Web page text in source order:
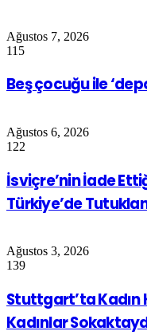
Ağustos 7, 2026
115
Beş çocuğu ile
Ağustos 6, 2026
122
İsviçre’nin İade
Türkiye’de
Ağustos 3, 2026
139
Stuttgart’ta Kadın
Kadınlar